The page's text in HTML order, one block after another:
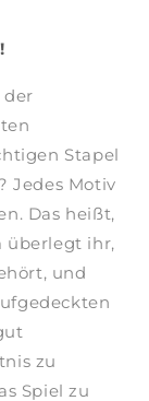
der
Stapel
Jedes Motiv
Das heißt,
überlegt ihr,
und
zu
Spiel zu